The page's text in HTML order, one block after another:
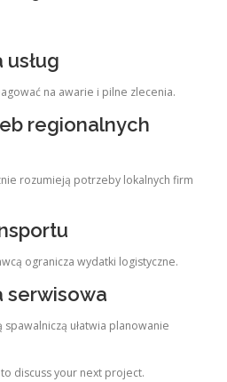
na awarie i pilne zlecenia.
regionalnych
rozumieją potrzeby lokalnych firm
ogranicza wydatki logistyczne.
serwisowa
ułatwia planowanie
discuss your next project.